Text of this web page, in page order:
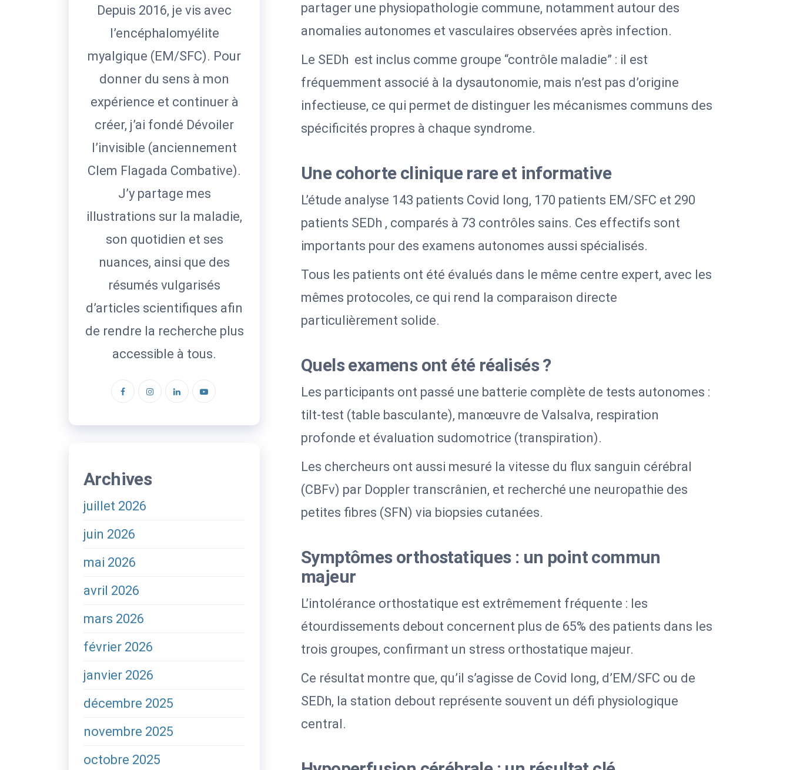
partager une physiopathologie commune, notamment autour des
anomalies autonomes et vasculaires observées après infection.
Le SEDh est inclus comme groupe “contrôle maladie” : il est
fréquemment associé à la dysautonomie, mais n’est pas d’origine
infectieuse, ce qui permet de distinguer les mécanismes communs des
spécificités propres à chaque syndrome.
Une cohorte clinique rare et informative
L’étude analyse 143 patients Covid long, 170 patients EM/SFC et 290
patients SEDh , comparés à 73 contrôles sains. Ces effectifs sont
importants pour des examens autonomes aussi spécialisés.
Tous les patients ont été évalués dans le même centre expert, avec les
mêmes protocoles, ce qui rend la comparaison directe
particulièrement solide.
Quels examens ont été réalisés ?
Les participants ont passé une batterie complète de tests autonomes :
tilt-test (table basculante), manœuvre de Valsalva, respiration
profonde et évaluation sudomotrice (transpiration).
Les chercheurs ont aussi mesuré la vitesse du flux sanguin cérébral
(CBFv) par Doppler transcrânien, et recherché une neuropathie des
petites fibres (SFN) via biopsies cutanées.
Symptômes orthostatiques : un point commun
majeur
L’intolérance orthostatique est extrêmement fréquente : les
étourdissements debout concernent plus de 65% des patients dans les
trois groupes, confirmant un stress orthostatique majeur.
Ce résultat montre que, qu’il s’agisse de Covid long, d’EM/SFC ou de
SEDh, la station debout représente souvent un défi physiologique
central.
Depuis 2016, je vis avec
l’encéphalomyélite
myalgique (EM/SFC). Pour
donner du sens à mon
expérience et continuer à
créer, j’ai fondé Dévoiler
l’invisible (anciennement
Clem Flagada Combative).
J’y partage mes
illustrations sur la maladie,
son quotidien et ses
nuances, ainsi que des
résumés vulgarisés
d’articles scientifiques afin
de rendre la recherche plus
accessible à tous.
Archives
juillet 2026
juin 2026
mai 2026
avril 2026
mars 2026
février 2026
janvier 2026
décembre 2025
novembre 2025
octobre 2025